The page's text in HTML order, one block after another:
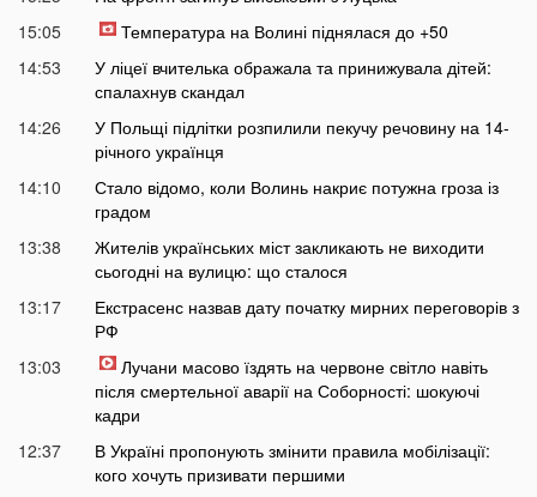
15:05
Температура на Волині піднялася до +50
14:53
У ліцеї вчителька ображала та принижувала дітей:
спалахнув скандал
14:26
У Польщі підлітки розпилили пекучу речовину на 14-
річного українця
14:10
Стало відомо, коли Волинь накриє потужна гроза із
градом
13:38
Жителів українських міст закликають не виходити
сьогодні на вулицю: що сталося
13:17
Екстрасенс назвав дату початку мирних переговорів з
РФ
13:03
Лучани масово їздять на червоне світло навіть
після смертельної аварії на Соборності: шокуючі
кадри
12:37
В Україні пропонують змінити правила мобілізації:
кого хочуть призивати першими